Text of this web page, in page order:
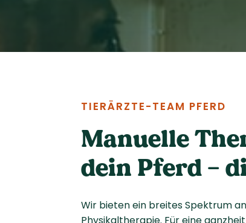
TIERÄRZTE-TEAM PFERD
Manuelle
dein Pferd –
Wir bieten ein breites Spektrum